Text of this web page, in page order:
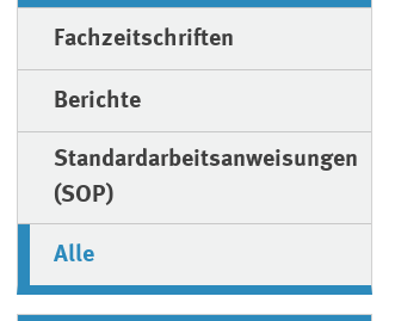
Fachzeitschriften
Berichte
Standardarbeitsanweisungen
(SOP)
Alle